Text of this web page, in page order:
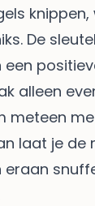
knippen,
De
alleen
meteen
laat je de
eraan